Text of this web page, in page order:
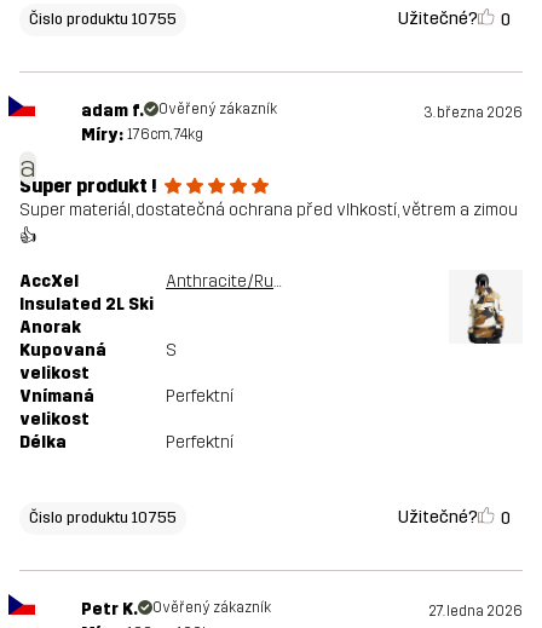
Čislo produktu 10755 Užitečné? 0
a
adam f. Ověřený zákazník 3. března 2026
Míry: 176cm, 74kg
Super produkt !
Super materiál, dostatečná ochrana před vlhkostí, větrem a zimou
👍
AccXel
Insulated 2L Ski
Anorak
Anthracite/Rubber
Kupovaná
velikost
S
Vnímaná
velikost
Perfektní
Délka Perfektní
Čislo produktu 10755 Užitečné? 0
Petr K. Ověřený zákazník 27. ledna 2026